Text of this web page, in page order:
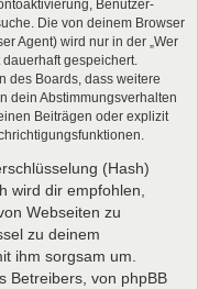
Benutzer-
Die von deinem Browser
Agent) wird nur in der „Wer
gespeichert.
des Boards, dass weitere
dein Abstimmungsverhalten
Beiträgen oder explizit
(Hash)
wird dir empfohlen,
Webseiten zu
zu deinem
ihm sorgsam um.
Betreibers, von phpBB